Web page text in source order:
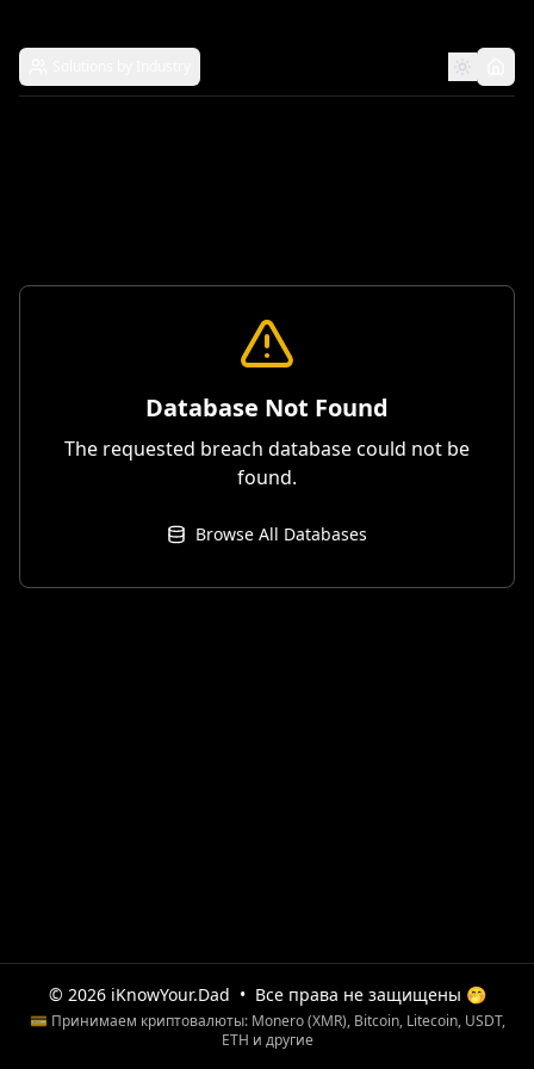
Database Not Found
The requested breach database could not be
found.
Browse All Databases
© 2026 iKnowYour.Dad • Все права не защищены 🤭
💳 Принимаем криптовалюты: Monero (XMR), Bitcoin, Litecoin, USDT,
ETH и другие